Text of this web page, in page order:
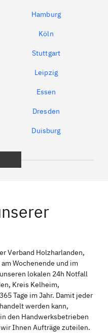
Hamburg
Köln
Stuttgart
Leipzig
Essen
Dresden
Duisburg
Bamberg
Passau
Rudelsdorf, Mittelfranken
Verband Holzharlanden,
Wochenende und im
lokalen 24h Notfall
Kreis Kelheim,
Tage im Jahr. Damit jeder
werden kann,
den Handwerksbetrieben
Ihnen Aufträge zuteilen.